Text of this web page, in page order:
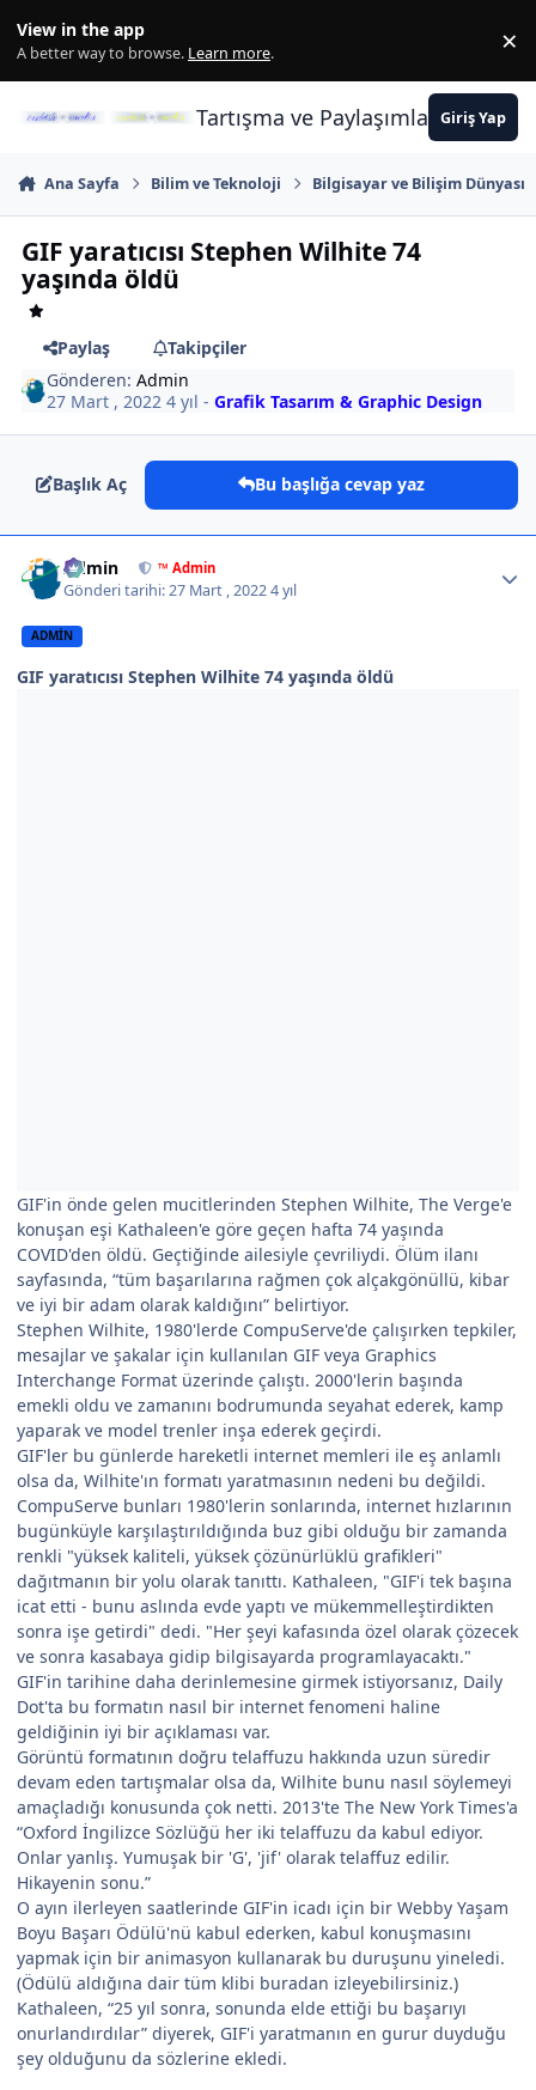
View in the app
A better way to browse. Learn more. ×
Tartışma ve PaylaşımlarınGiriş Yap
Ana Sayfa Bilim ve Teknoloji Bilgisayar ve Bilişim Dünyası
GIF yaratıcısı Stephen Wilhite 74
yaşında öldü
Paylaş
Takipçiler
Gönderen:Admin
27 Mart , 20224 yıl -Grafik Tasarım & Graphic Design
Başlık Aç Bu başlığa cevap yaz
Admin ™ Admin
Gönderi tarihi:27 Mart , 20224 yıl
ADMIN
GIF yaratıcısı Stephen Wilhite 74 yaşında öldü
GIF'in önde gelen mucitlerinden Stephen Wilhite, The Verge'e
konuşan eşi Kathaleen'e göre geçen hafta 74 yaşında
COVID'den öldü. Geçtiğinde ailesiyle çevriliydi. Ölüm ilanı
sayfasında, “tüm başarılarına rağmen çok alçakgönüllü, kibar
ve iyi bir adam olarak kaldığını” belirtiyor.
Stephen Wilhite, 1980'lerde CompuServe'de çalışırken tepkiler,
mesajlar ve şakalar için kullanılan GIF veya Graphics
Interchange Format üzerinde çalıştı. 2000'lerin başında
emekli oldu ve zamanını bodrumunda seyahat ederek, kamp
yaparak ve model trenler inşa ederek geçirdi.
GIF'ler bu günlerde hareketli internet memleri ile eş anlamlı
olsa da, Wilhite'ın formatı yaratmasının nedeni bu değildi.
CompuServe bunları 1980'lerin sonlarında, internet hızlarının
bugünküyle karşılaştırıldığında buz gibi olduğu bir zamanda
renkli "yüksek kaliteli, yüksek çözünürlüklü grafikleri"
dağıtmanın bir yolu olarak tanıttı. Kathaleen, "GIF'i tek başına
icat etti - bunu aslında evde yaptı ve mükemmelleştirdikten
sonra işe getirdi" dedi. "Her şeyi kafasında özel olarak çözecek
ve sonra kasabaya gidip bilgisayarda programlayacaktı."
GIF'in tarihine daha derinlemesine girmek istiyorsanız, Daily
Dot'ta bu formatın nasıl bir internet fenomeni haline
geldiğinin iyi bir açıklaması var.
Görüntü formatının doğru telaffuzu hakkında uzun süredir
devam eden tartışmalar olsa da, Wilhite bunu nasıl söylemeyi
amaçladığı konusunda çok netti. 2013'te The New York Times'a
“Oxford İngilizce Sözlüğü her iki telaffuzu da kabul ediyor.
Onlar yanlış. Yumuşak bir 'G', 'jif' olarak telaffuz edilir.
Hikayenin sonu.”
O ayın ilerleyen saatlerinde GIF'in icadı için bir Webby Yaşam
Boyu Başarı Ödülü'nü kabul ederken, kabul konuşmasını
yapmak için bir animasyon kullanarak bu duruşunu yineledi.
(Ödülü aldığına dair tüm klibi buradan izleyebilirsiniz.)
Kathaleen, “25 yıl sonra, sonunda elde ettiği bu başarıyı
onurlandırdılar” diyerek, GIF'i yaratmanın en gurur duyduğu
şey olduğunu da sözlerine ekledi.